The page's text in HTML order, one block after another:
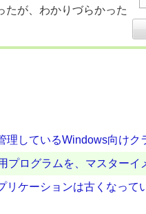
たが、わかりづらかった
理しているWindows向け
プログラムを、マスター
リケーションは古くなっ